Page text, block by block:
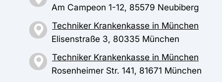
Am Campeon 1-12, 85579 Neubiberg
Techniker Krankenkasse in München
Elisenstraße 3, 80335 München
Techniker Krankenkasse in München
Rosenheimer Str. 141, 81671 München